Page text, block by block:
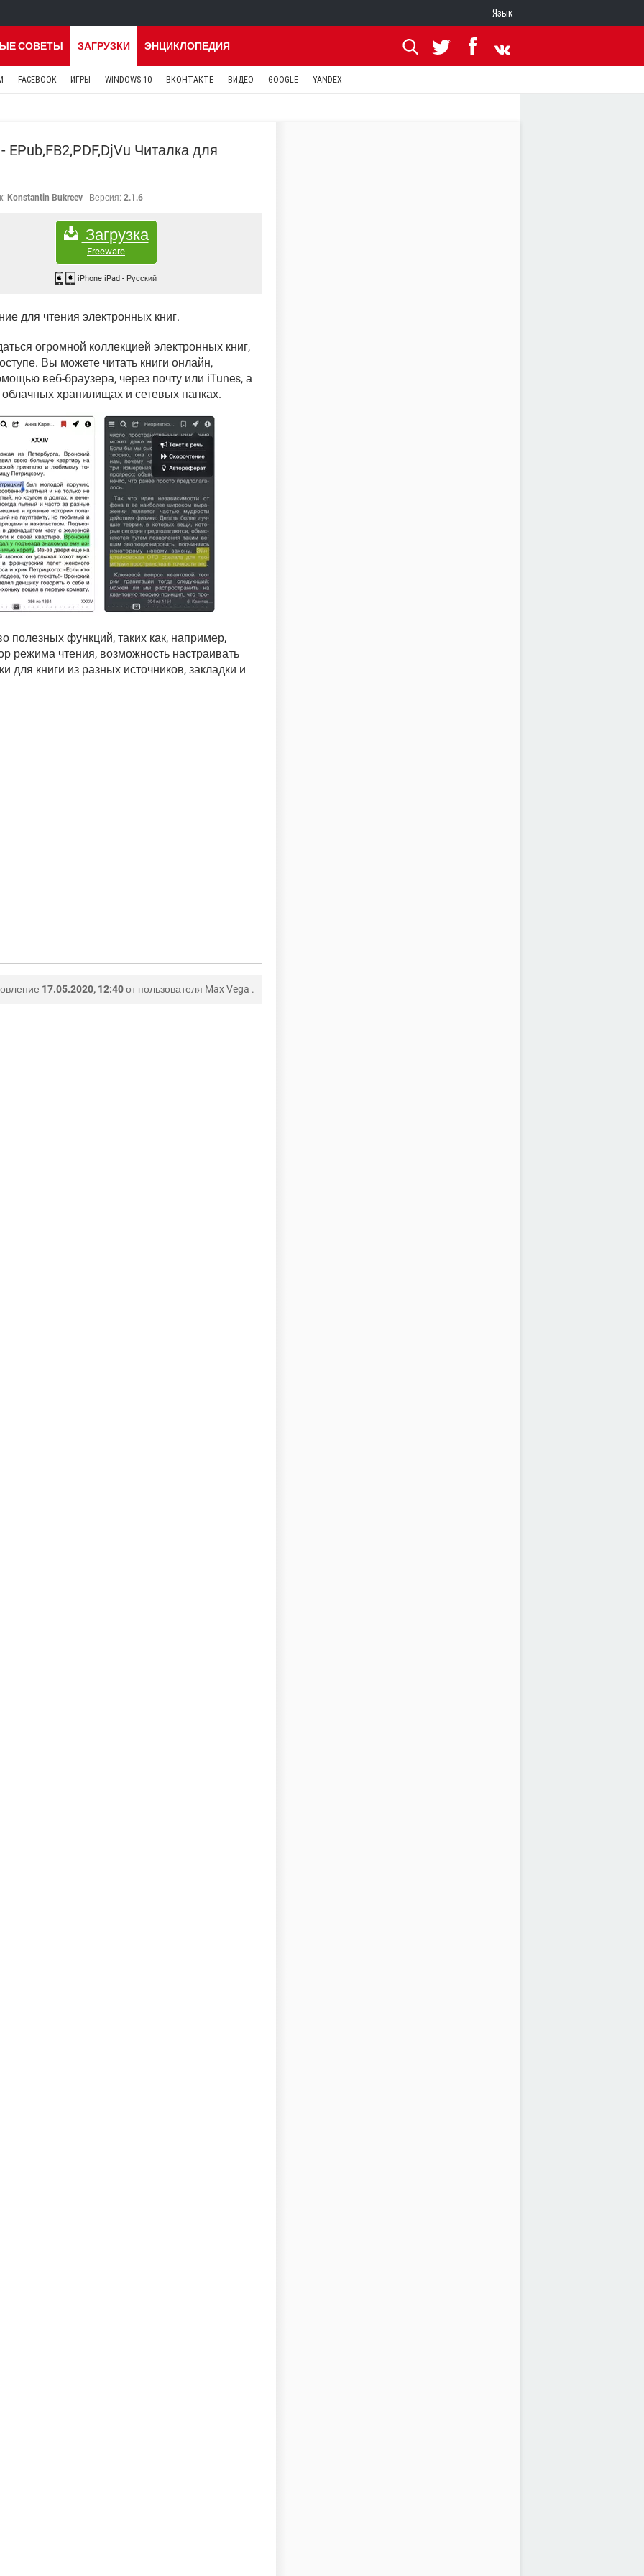
Язык
СОВЕТЫ ЗАГРУЗКИ ЭНЦИКЛОПЕДИЯ
FACEBOOK ИГРЫ WINDOWS 10 ВКОНТАКТЕ ВИДЕО GOOGLE YANDEX
EPub,FB2,PDF,DjVu Читалка для
Konstantin Bukreev Версия: 2.1.6
Загрузка
Freeware
iPhone iPad - Русский
для чтения электронных книг.
огромной коллекцией электронных книг,
Вы можете читать книги онлайн,
веб-браузера, через почту или iTunes, а
хранилищах и сетевых папках.
полезных функций, таких как, например,
режима чтения, возможность настраивать
для книги из разных источников, закладки и
17.05.2020, 12:40от пользователя Max Vega .